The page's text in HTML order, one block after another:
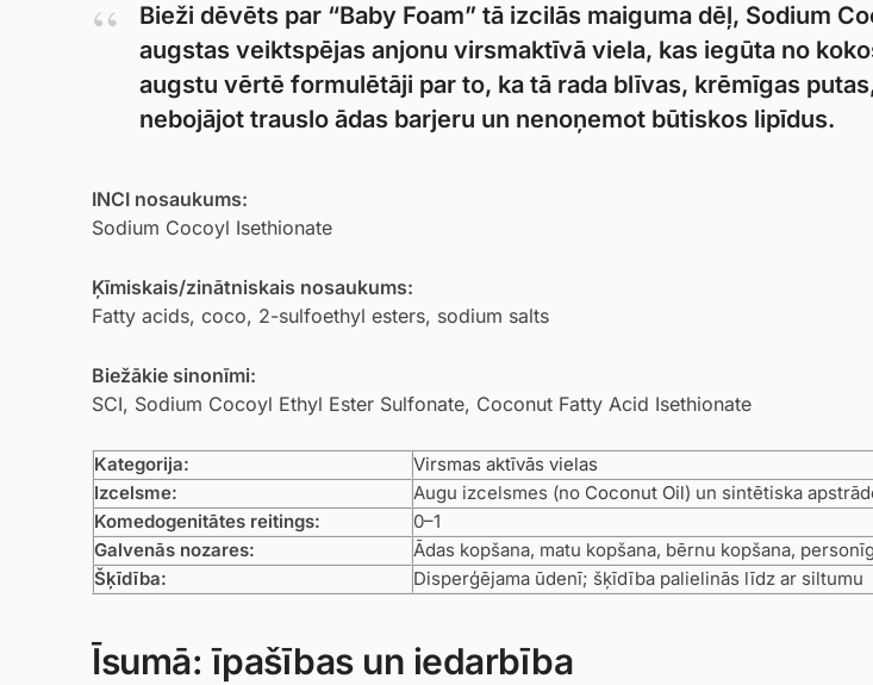
Bieži dēvēts par “Baby Foam” tā izcilās maiguma dēļ, Sodium
augstas veiktspējas anjonu virsmaktīvā viela, kas iegūta no
augstu vērtē formulētāji par to, ka tā rada blīvas, krēmīgas
nebojājot trauslo ādas barjeru un nenoņemot būtiskos lipīdus.
INCI nosaukums:
Sodium Cocoyl Isethionate
Ķīmiskais/zinātniskais nosaukums:
Fatty acids, coco, 2-sulfoethyl esters, sodium salts
Biežākie sinonīmi:
SCI, Sodium Cocoyl Ethyl Ester Sulfonate, Coconut Fatty Acid Isethionate
Kategorija:
Virsmas aktīvās vielas
Izcelsme:
Augu izcelsmes (no Coconut Oil) un sintētiska
Komedogenitātes reitings:
0–1
Galvenās nozares:
Ādas kopšana, matu kopšana, bērnu kopšana,
Šķīdība:
Disperģējama ūdenī; šķīdība palielinās līdz ar siltumu
Īsumā: īpašības un iedarbība